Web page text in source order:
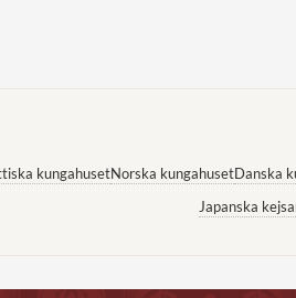
kungahusetNorska kungahusetDanska
Japanska